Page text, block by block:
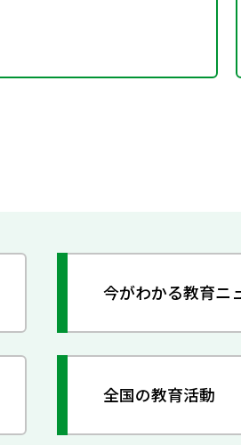
今がわかる教育ニ
全国の教育活動